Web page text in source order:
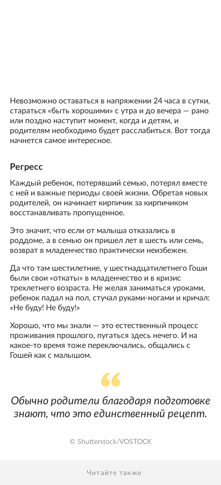
Невозможно оставаться в напряжении 24 часа в сутки,
стараться «быть хорошими» с утра и до вечера — рано
или поздно наступит момент, когда и детям, и
родителям необходимо будет расслабиться. Вот тогда
начнется самое интересное.
Регресс
Каждый ребенок, потерявший семью, потерял вместе
с ней и важные периоды своей жизни. Обретая новых
родителей, он начинает кирпичик за кирпичиком
восстанавливать пропущенное.
Это значит, что если от малыша отказались в
роддоме, а в семью он пришел лет в шесть или семь,
возврат в младенчество практически неизбежен.
Да что там шестилетние, у шестнадцатилетнего Гоши
были свои «откаты» в младенчество и в кризис
трехлетнего возраста. Не желая заниматься уроками,
ребенок падал на пол, стучал руками-ногами и кричал:
«Не буду! Не буду!»
Хорошо, что мы знали — это естественный процесс
проживания прошлого, пугаться здесь нечего. И на
какое-то время тоже переключались, общались с
Гошей как с малышом.
Обычно родители благодаря подготовке
знают, что это единственный рецепт.
© Shutterstock/VOSTOCK
Читайте также